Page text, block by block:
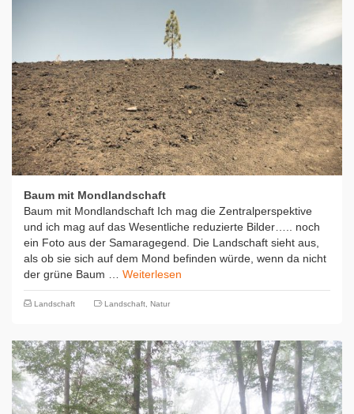
Baum mit Mondlandschaft
Baum mit Mondlandschaft Ich mag die Zentralperspektive
und ich mag auf das Wesentliche reduzierte Bilder….. noch
ein Foto aus der Samaragegend. Die Landschaft sieht aus,
als ob sie sich auf dem Mond befinden würde, wenn da nicht
der grüne Baum … Weiterlesen
Landschaft Landschaft, Natur